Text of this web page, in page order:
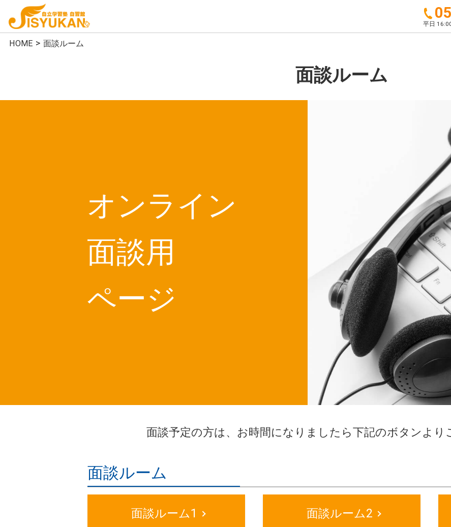
平日
HOME 面談ルーム
面談ルーム
オンライン
面談用
ページ
面談予定の方は、 お時間になりましたら下記のボタンより
面談ルーム
面談ルーム1 面談ルーム2